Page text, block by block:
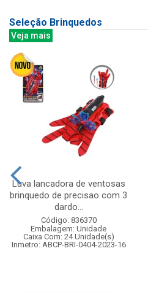
Seleção Brinquedos
Veja mais
Luva lancadora de ventosas
brinquedo de precisao com 3
dardo...
Código: 836370
Embalagem: Unidade
Caixa Com: 24 Unidade(s)
Inmetro: ABCP-BRI-0404-2023-16